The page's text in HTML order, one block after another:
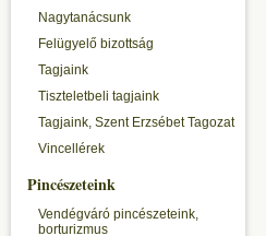
Nagytanácsunk
Felügyelő bizottság
Tagjaink
Tiszteletbeli tagjaink
Tagjaink, Szent Erzsébet Tagozat
Vincellérek
Pincészeteink
Vendégváró pincészeteink,
borturizmus